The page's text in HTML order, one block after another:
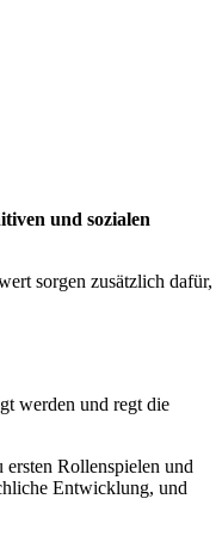
und sozialen
sorgen zusätzlich dafür,
werden und regt die
Rollenspielen und
Entwicklung, und